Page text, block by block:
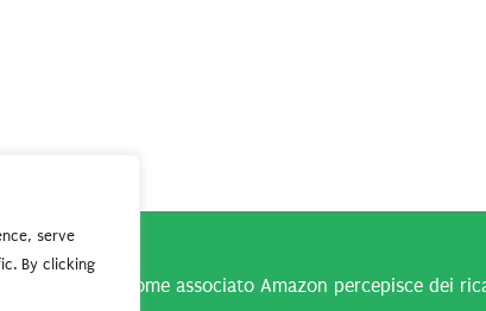
serve
By clicking
da Cartoon come associato Amazon percepisce dei